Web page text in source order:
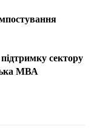
сектору
МВА